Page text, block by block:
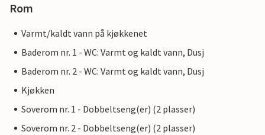
Rom
Varmt/kaldt vann på kjøkkenet
Baderom nr. 1 - WC: Varmt og kaldt vann, Dusj
Baderom nr. 2 - WC: Varmt og kaldt vann, Dusj
Kjøkken
Soverom nr. 1 - Dobbeltseng(er) (2 plasser)
Soverom nr. 2 - Dobbeltseng(er) (2 plasser)